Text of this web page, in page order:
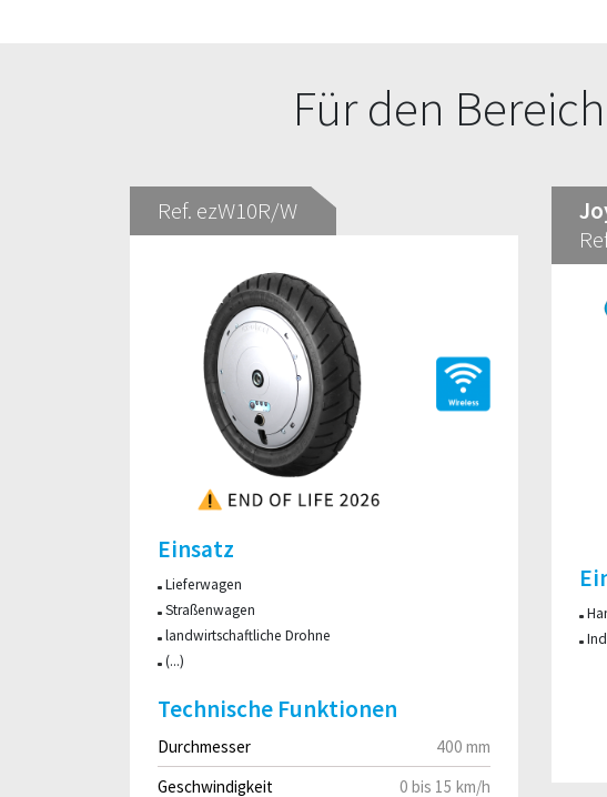
Für den
Ref. ezW10R/W
Einsatz
Lieferwagen
Straßenwagen
landwirtschaftliche Drohne
(...)
Technische Funktionen
Durchmesser
400 mm
Geschwindigkeit
0 bis 15 km/h